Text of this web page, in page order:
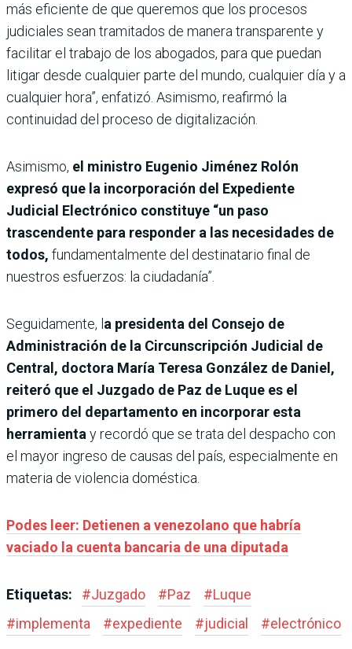
más eficiente de que queremos que los procesos
judiciales sean tramitados de manera transparente y
facilitar el trabajo de los abogados, para que puedan
litigar desde cualquier parte del mundo, cualquier día y a
cualquier hora”, enfatizó. Asimismo, reafirmó la
continuidad del proceso de digitalización.
Asimismo, el ministro Eugenio Jiménez Rolón
expresó que la incorporación del Expediente
Judicial Electrónico constituye “un paso
trascendente para responder a las necesidades de
todos, fundamentalmente del destinatario final de
nuestros esfuerzos: la ciudadanía”.
Seguidamente, l a presidenta del Consejo de
Administración de la Circunscripción Judicial de
Central, doctora María Teresa González de Daniel,
reiteró que el Juzgado de Paz de Luque es el
primero del departamento en incorporar esta
herramientay recordó que se trata del despacho con
el mayor ingreso de causas del país, especialmente en
materia de violencia doméstica.
Podes leer: Detienen a venezolano que habría
vaciado la cuenta bancaria de una diputada
Etiquetas: #Juzgado #Paz #Luque
#implementa #expediente #judicial #electrónico